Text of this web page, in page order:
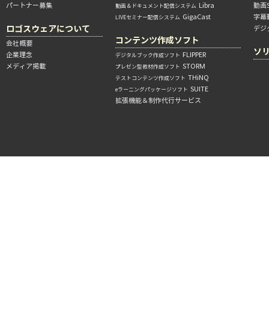
パートナー募集
ロゴスウェアについて
会社概要
企業理念
メディア掲載
動画＆ドキュメント配信システム Libra
LIVEセミナー配信システム GigaCast
コンテンツ作成ソフト
デジタルブック作成ソフト FLIPPER
プレゼン型教材作成ソフト STORM
テストコンテンツ作成ソフト THiNQ
eラーニングパッケージソフト SUITE
拡張機能＆制作代行サービス
動画
字幕
デジ
ソ